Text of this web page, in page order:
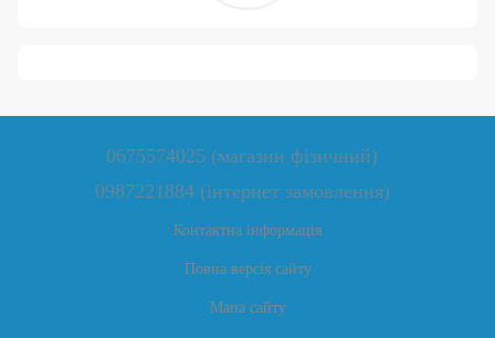
0675574025 (магазин фізичний)
0987221884 (інтернет замовлення)
Контактна інформація
Повна версія сайту
Мапа сайту